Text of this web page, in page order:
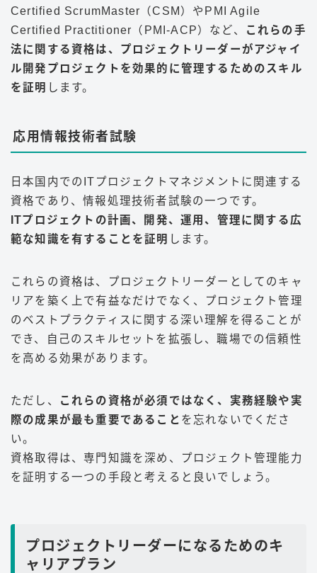
Certified ScrumMaster（CSM）やPMI Agile
Certified Practitioner（PMI-ACP）など、
これらの手
法に関する資格は、プロジェクトリーダーがアジャイ
ル開発プロジェクトを効果的に管理するためのスキル
を証明 します。
応用情報技術者試験
日本国内でのITプロジェクトマネジメントに関連する
資格であり、情報処理技術者試験の一つです。
ITプロジェクトの計画、開発、運用、管理に関する広
範な知識を有することを証明 します。
これらの資格は、プロジェクトリーダーとしてのキャ
リアを築く上で有益なだけでなく、プロジェクト管理
のベストプラクティスに関する深い理解を得ることが
でき、自己のスキルセットを拡張し、職場での信頼性
を高める効果があります。
ただし、
これらの資格が必須ではなく、実務経験や実
際の成果が最も重要であること を忘れないでくださ
い。
資格取得は、専門知識を深め、プロジェクト管理能力
を証明する一つの手段と考えると良いでしょう。
プロジェクトリーダーになるためのキ
ャリアプラン